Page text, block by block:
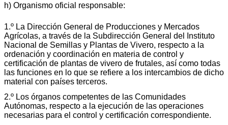
h) Organismo oficial responsable:
1.º La Dirección General de Producciones y Mercados
Agrícolas, a través de la Subdirección General del Instituto
Nacional de Semillas y Plantas de Vivero, respecto a la
ordenación y coordinación en materia de control y
certificación de plantas de vivero de frutales, así como todas
las funciones en lo que se refiere a los intercambios de dicho
material con países terceros.
2.º Los órganos competentes de las Comunidades
Autónomas, respecto a la ejecución de las operaciones
necesarias para el control y certificación correspondiente.